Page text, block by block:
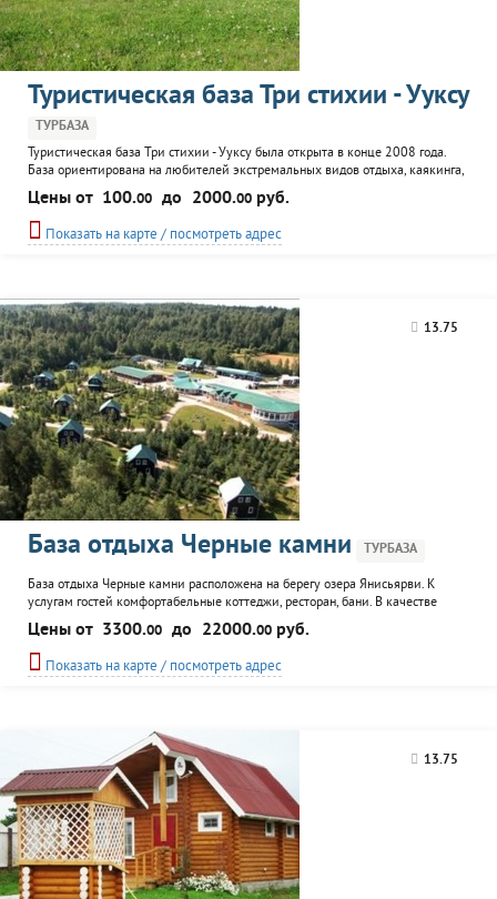
Туристическая база Три стихии - Ууксу
ТУРБАЗА
Туристическая база Три стихии - Ууксу была открыта в конце 2008 года.
База ориентирована на любителей экстремальных видов отдыха, каякинга,
рафтинга, пеших походов, рыбалки и туризма. К услугам гостей деревянные
домики с каминами, столовая, баня.
Цены от 100.00 до 2000.00 руб.
Показать на карте / посмотреть адрес
13.75
База отдыха Черные камни ТУРБАЗА
База отдыха Черные камни расположена на берегу озера Янисьярви. К
услугам гостей комфортабельные коттеджи, ресторан, бани. В качестве
развлечения отдыхающим предоставляется возможность заняться
рыбалкой, покататься на водном транспорте или совершить пеший поход по
карельскому лесу. Возможна организация услуги трансфера, в том числе на
вертолете из Санкт-Петербурга. Стоимость размещения в...
Цены от 3300.00 до 22000.00 руб.
Показать на карте / посмотреть адрес
13.75